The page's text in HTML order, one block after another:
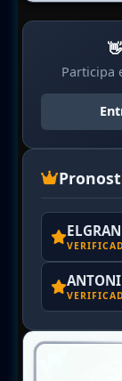
Participa